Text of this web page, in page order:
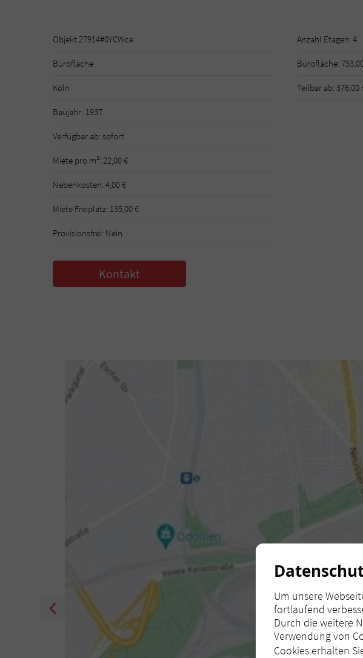
Objekt 27914#0YCWce
Bürofläche
Köln
Baujahr: 1937
Verfügbar ab: sofort
Miete pro m²: 22,00 €
Nebenkosten: 4,00 €
Miete Freiplatz: 135,00 €
Provisionsfrei: Nein
Kontakt
Anzahl Etagen: 4
Bürofläche:
Teilbar ab: 376,00
Um unsere
fortlaufend
Durch die weitere
Verwendung von
Cookies erhalten